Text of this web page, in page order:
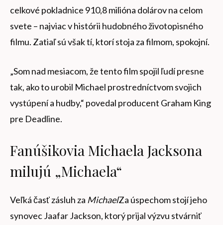
celkové pokladnice 910,8 milióna dolárov na celom
svete – najviac v histórii hudobného životopisného
filmu. Zatiaľ sú však tí, ktorí stoja za filmom, spokojní.
„Som nad mesiacom, že tento film spojil ľudí presne
tak, ako to urobil Michael prostredníctvom svojich
vystúpení a hudby,“ povedal producent Graham King
pre Deadline.
Fanúšikovia Michaela Jacksona
milujú „Michaela“
Veľká časť zásluh za MichaelZa úspechom stojí jeho
synovec Jaafar Jackson, ktorý prijal výzvu stvárniť